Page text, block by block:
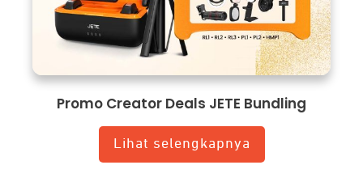
Promo Creator Deals JETE Bundling
Lihat selengkapnya